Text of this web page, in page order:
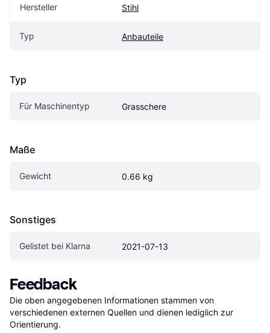
Hersteller Stihl
Typ Anbauteile
Typ
Für Maschinentyp Grasschere
Maße
Gewicht 0.66 kg
Sonstiges
Gelistet bei Klarna 2021-07-13
Feedback
Die oben angegebenen Informationen stammen von
verschiedenen externen Quellen und dienen lediglich zur
Orientierung.